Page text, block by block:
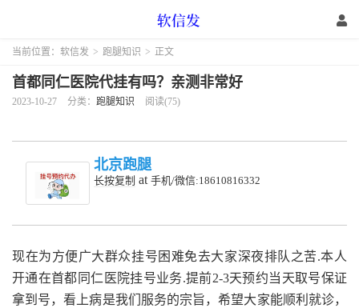
当前位置： 软信发 > 跑腿知识 > 正文
首都同仁医院代挂有吗？亲测非常好
2023-10-27 分类： 跑腿知识 阅读(75)
北京跑腿
长按复制 at 手机/微信:18610816332
现在为方便广大群众挂号困难免去大家深夜排队之苦.本人
开通在首都同仁医院挂号业务.提前2-3天预约当天取号保证
拿到号，看上病是我们服务的宗旨，希望大家能顺利就诊，